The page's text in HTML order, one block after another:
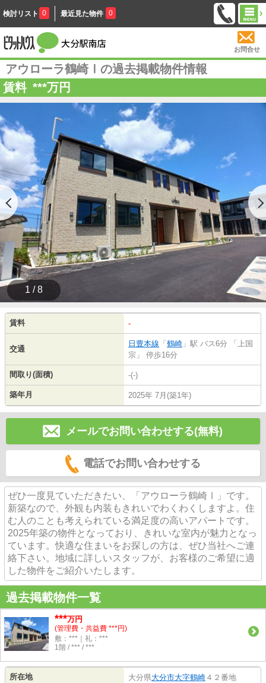
検討リスト 0 最近見た物件 0
お問合せ
アウローラ鶴崎Ⅰの過去掲載物件情報
賃料 ***万円
1 / 8
賃料 -
交通
日豊本線 「 鶴崎 」駅 バス6分 「上国
宗」 停歩16分
間取り(面積) -(-)
築年月 2025年 7月(築1年)
メールでお問い合わせする(無料)
電話でお問い合わせする
ぜひ一度見ていただきたい、「アウローラ鶴崎Ⅰ」です。
新築なので、外観も内装もきれいでわくわくしますよ。住
む人のことも考えられている満足度の高いアパートです。
2025年築の物件となっており、きれいな室内が魅力となっ
ています。快適な住まいをお探しの方は、ぜひ当社へご連
絡下さい。地域に詳しいスタッフが、お客様のご希望に適
した物件をご紹介いたします。
過去掲載物件一覧
***万円
(管理費・共益費 ***円)
敷：***｜礼：***
1階 / *** / ***
所在地 大分県大分市大字鶴崎 ４２番地